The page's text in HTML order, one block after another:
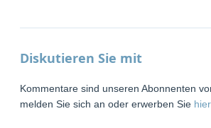
Diskutieren Sie mit
Kommentare sind unseren Abonnenten
melden Sie sich an oder erwerben Sie hier